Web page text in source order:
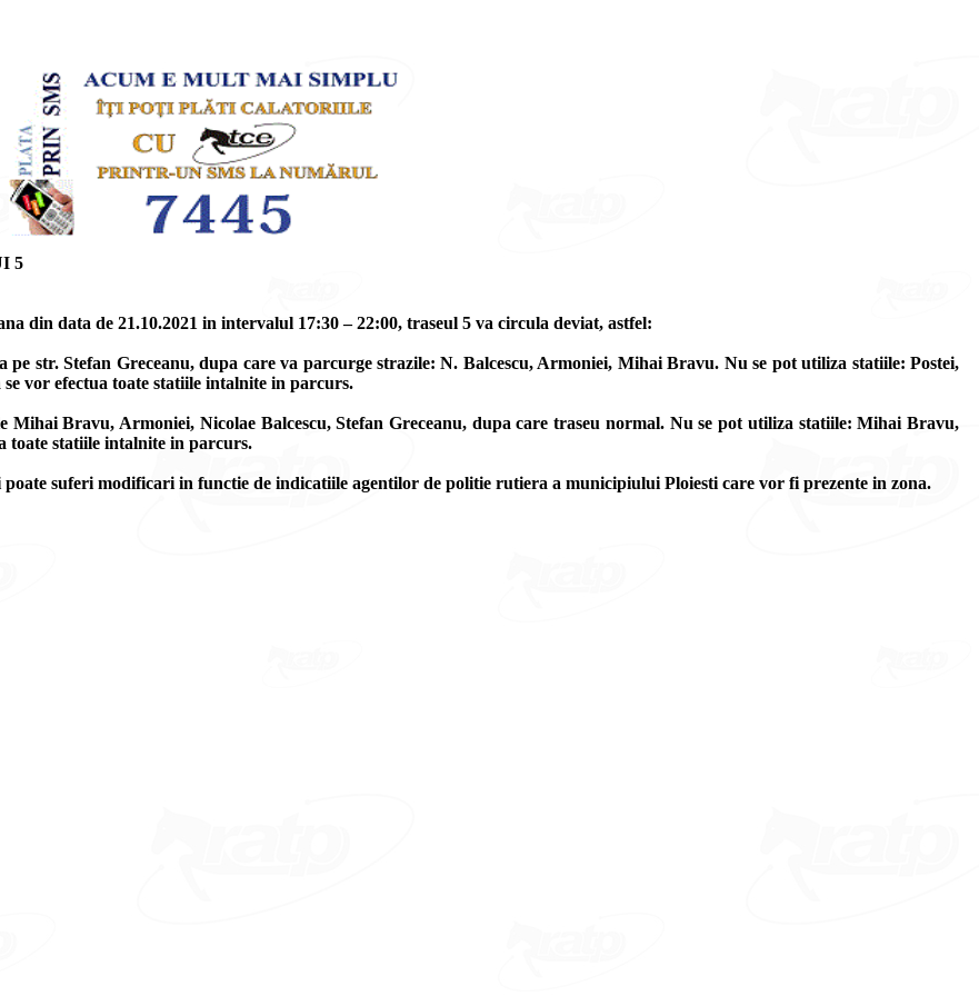
5
din data de 21.10.2021 in intervalul 17:30 – 22:00, traseul 5 va circula deviat, astfel:
pe str. Stefan Greceanu, dupa care va parcurge strazile: N. Balcescu, Armoniei, Mihai Bravu. Nu se pot utiliza statiile: Postei,
vor efectua toate statiile intalnite in parcurs.
Mihai Bravu, Armoniei, Nicolae Balcescu, Stefan Greceanu, dupa care traseu normal. Nu se pot utiliza statiile: Mihai Bravu,
toate statiile intalnite in parcurs.
suferi modificari in functie de indicatiile agentilor de politie rutiera a municipiului Ploiesti care vor fi prezente in zona.